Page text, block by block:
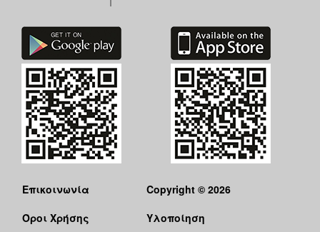
Επικοινωνία
Όροι Χρήσης
Copyright © 2026
Υλοποίηση